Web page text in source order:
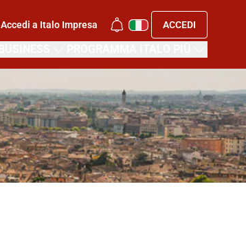
Accedi a Italo Impresa ACCEDI